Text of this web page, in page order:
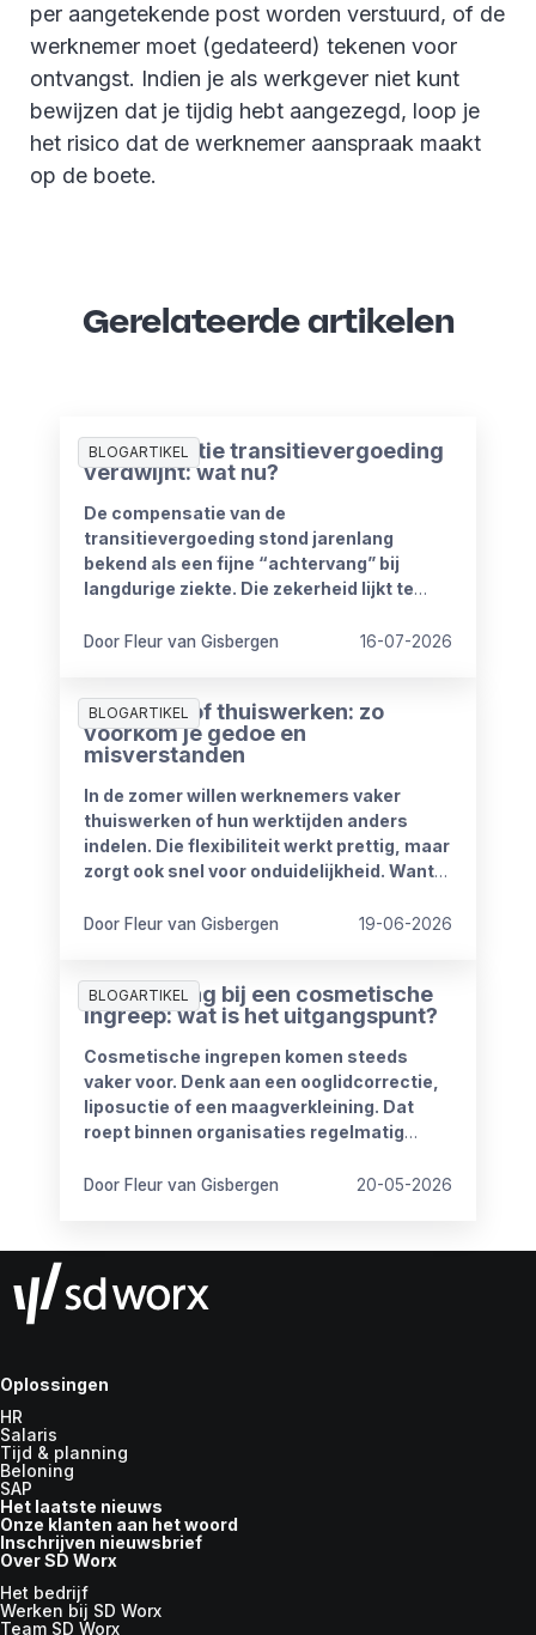
per aangetekende post worden verstuurd, of de
werknemer moet (gedateerd) tekenen voor
ontvangst. Indien je als werkgever niet kunt
bewijzen dat je tijdig hebt aangezegd, loop je
het risico dat de werknemer aanspraak maakt
op de boete.
Gerelateerde artikelen
BLOGARTIKEL
Compensatie transitievergoeding
verdwijnt: wat nu?
De compensatie van de
transitievergoeding stond jarenlang
bekend als een fijne “achtervang” bij
langdurige ziekte. Die zekerheid lijkt te
kabinet heeft plannen om de
Door Fleur van Gisbergen 16-07-2026
BLOGARTIKEL
Zomerproof thuiswerken: zo
voorkom je gedoe en
misverstanden
In de zomer willen werknemers vaker
thuiswerken of hun werktijden anders
indelen. Die flexibiliteit werkt prettig, maar
zorgt ook snel voor onduidelijkheid. Want
iemand bereikbaar? En hoe blijft het werk
Door Fleur van Gisbergen 19-06-2026
BLOGARTIKEL
Ziekmelding bij een cosmetische
ingreep: wat is het uitgangspunt?
Cosmetische ingrepen komen steeds
vaker voor. Denk aan een ooglidcorrectie,
liposuctie of een maagverkleining. Dat
roept binnen organisaties regelmatig
Door Fleur van Gisbergen 20-05-2026
Oplossingen
HR
Salaris
Tijd & planning
Beloning
SAP
Het laatste nieuws
Onze klanten aan het woord
Inschrijven nieuwsbrief
Over SD Worx
Het bedrijf
Werken bij SD Worx
Team SD Worx